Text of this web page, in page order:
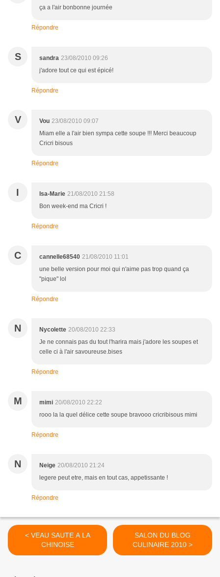
ça a l'air bonbonne journée
Répondre
S sandra 23/08/2010 09:26
j'adore tout ce qui est épicé!
Répondre
V Vou 23/08/2010 09:07
Miam elle a l'air bien sympa cette soupe !!! Merci beaucoup
Cricri bisous
Répondre
I Isa-Marie 21/08/2010 21:58
Bon week-end ma Cricri !
Répondre
C cannelle68540 21/08/2010 11:01
une belle version pour moi qui n'aime pas trop quand ça
"pique" lol
Répondre
N Nycolette 20/08/2010 22:33
Je ne connais pas du tout l'harira mais j'adore les soupes et
celle ci à l'air savoureuse.bises
Répondre
M mimi 20/08/2010 22:22
rooo la la quel délice cette soupe bravooo cricribisous mimi
Répondre
N Neige 20/08/2010 21:24
legere peut etre, mais en tout cas, appetissante !
Répondre
< VEAU SAUTE A LA
CHINOISE
SALON DU BLOG
CULINAIRE 2010 >